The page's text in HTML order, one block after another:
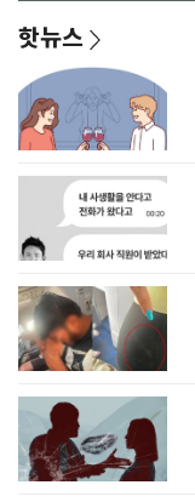
핫뉴스